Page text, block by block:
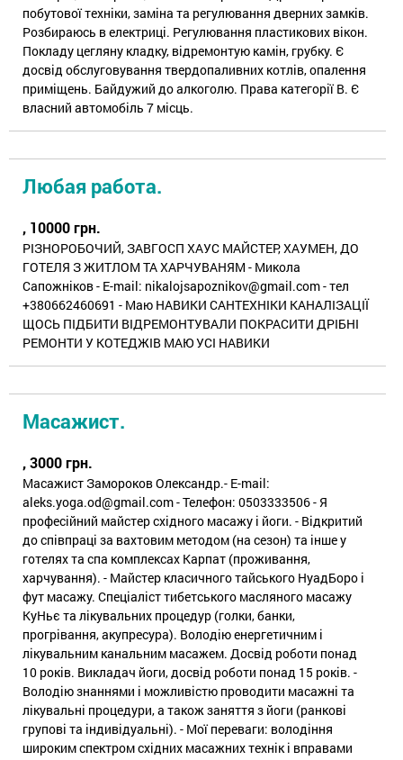
побутової техніки, заміна та регулювання дверних замків.
Розбираюсь в електриці. Регулювання пластикових вікон.
Покладу цегляну кладку, відремонтую камін, грубку. Є
досвід обслуговування твердопаливних котлів, опалення
приміщень. Байдужий до алкоголю. Права категорії В. Є
власний автомобіль 7 місць.
Любая работа.
, 10000 грн.
РІЗНОРОБОЧИЙ, ЗАВГОСП ХАУС МАЙСТЕР, ХАУМЕН, ДО
ГОТЕЛЯ З ЖИТЛОМ ТА ХАРЧУВАНЯМ - Микола
Сапожніков - E-mail: nikalojsapoznikov@gmail.com - тел
+380662460691 - Маю НАВИКИ САНТЕХНІКИ КАНАЛІЗАЦІЇ
ЩОСЬ ПІДБИТИ ВІДРЕМОНТУВАЛИ ПОКРАСИТИ ДРІБНІ
РЕМОНТИ У КОТЕДЖІВ МАЮ УСІ НАВИКИ
Масажист.
, 3000 грн.
Масажист Замороков Олександр.- E-mail:
aleks.yoga.od@gmail.com - Телефон: 0503333506 - Я
професійний майстер східного масажу і йоги. - Відкритий
до співпраці за вахтовим методом (на сезон) та інше у
готелях та спа комплексах Карпат (проживання,
харчування). - Майстер класичного тайського НуадБоро і
фут масажу. Спеціаліст тибетського масляного масажу
КуНьє та лікувальних процедур (голки, банки,
прогрівання, акупресура). Володію енергетичним і
лікувальним канальним масажем. Досвід роботи понад
10 років. Викладач йоги, досвід роботи понад 15 років. -
Володію знаннями і можливістю проводити масажні та
лікувальні процедури, а також заняття з йоги (ранкові
групові та індивідуальні). - Мої переваги: володіння
широким спектром східних масажних технік і вправами